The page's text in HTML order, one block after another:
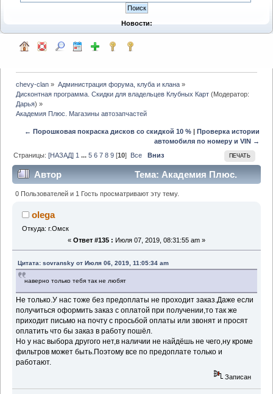
Новости:
chevy-clan » Администрация форума, клуба и клана»
Дисконтная программа. Скидки для владельцев Клубных Карт (Модератор:
Дарья) »
Академия Плюс. Магазины автозапчастей
← Порошковая покраска дисков со скидкой 10 %| Проверка истории
автомобиля по номеру и VIN →
ПЕЧАТЬ
Страницы:[НАЗАД] 1 ...5 6 7 8 9 [10] Все Вниз
Автор
Тема: Академия Плюс.
Магазины автозапчастей (Прочитано 96083 раз)
0 Пользователей и 1 Гость просматривают эту тему.
olega
Откуда: г.Омск
« Ответ #135 : Июля 07, 2019, 08:31:55 am »
Цитата: sovransky от Июля 06, 2019, 11:05:34 am
наверно только тебя так не любят
Не только.У нас тоже без предоплаты не проходит заказ.Даже если
получиться оформить заказ с оплатой при получении,то так же
приходит письмо на почту с просьбой оплаты или звонят и просят
оплатить что бы заказ в работу пошёл.
Но у нас выбора другого нет,в наличии не найдёшь не чего,ну кроме
фильтров может быть.Поэтому все по предоплате только и
работают.
Записан